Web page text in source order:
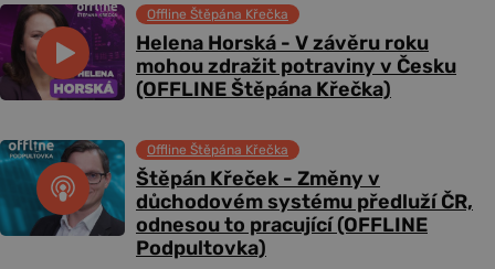
Helena Horská - V závěru roku
mohou zdražit potraviny v Česku
(OFFLINE Štěpána Křečka)
Offline Štěpána Křečka
Štěpán Křeček - Změny v
důchodovém systému předluží ČR,
odnesou to pracující (OFFLINE
Podpultovka)
Offline Štěpána Křečka